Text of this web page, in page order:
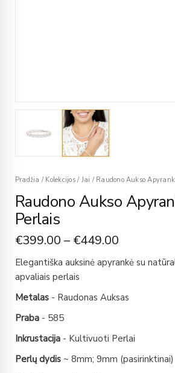
Pradžia / Kolekcijos / Jai /Raudono Aukso
Raudono Aukso
Perlais
€399.00 – €449.00
Elegantiška auksinė apyrankė su
apvaliais perlais
Metalas - Raudonas Auksas
Praba - 585
Inkrustacija - Kultivuoti Perlai
Perlų dydis ~ 8mm; 9mm (pasirinktinai)